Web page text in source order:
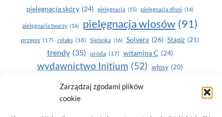
Zarządzaj zgodami plików
cookie
pielegnacja skóry (24) pielęgnacja (15) pielęgnacja dłoni (14)
pielęgnacja twarzy (16) pielęgnacja wlosów (91)
przepis (17) relaks (18) Sielanka (16) Solverx (26) Stapiz (21)
trendy (35) uroda (17) witamina C (24)
wydawnictwo Initium (52) włosy (20)
Yasumi(164) zdrowe zęby
zdrowie